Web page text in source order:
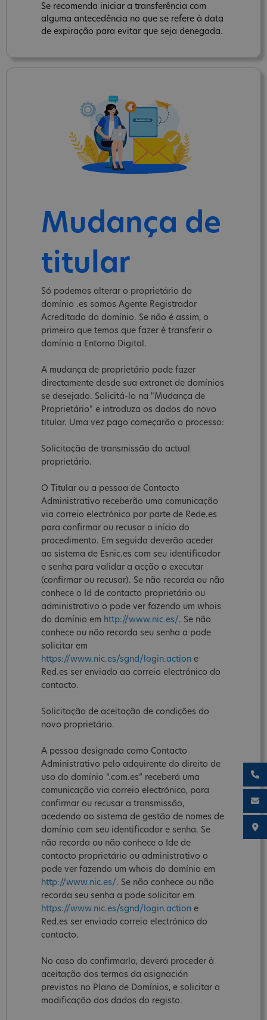
Se recomenda iniciar a transferência com
alguma antecedência no que se refere à data
de expiração para evitar que seja denegada.
Mudança de
titular
Só podemos alterar o proprietário do
domínio .es somos Agente Registrador
Acreditado do domínio. Se não é assim, o
primeiro que temos que fazer é transferir o
domínio a Entorno Digital.
A mudança de proprietário pode fazer
directamente desde sua extranet de domínios
se desejado. Solicitá-lo na "Mudança de
Proprietário" e introduza os dados do novo
titular. Uma vez pago começarão o processo:
Solicitação de transmissão do actual
proprietário.
O Titular ou a pessoa de Contacto
Administrativo receberão uma comunicação
via correio electrónico por parte de Rede.es
para confirmar ou recusar o início do
procedimento. Em seguida deverão aceder
ao sistema de Esnic.es com seu identificador
e senha para validar a acção a executar
(confirmar ou recusar). Se não recorda ou não
conhece o Id de contacto proprietário ou
administrativo o pode ver fazendo um whois
do domínio em http://www.nic.es/. Se não
conhece ou não recorda seu senha a pode
solicitar em
https://www.nic.es/sgnd/login.action e
Red.es ser enviado ao correio electrónico do
contacto.
Solicitação de aceitação de condições do
novo proprietário.
A pessoa designada como Contacto
Administrativo pelo adquirente do direito de
uso do domínio “.com.es” receberá uma
comunicação via correio electrónico, para
confirmar ou recusar a transmissão,
acedendo ao sistema de gestão de nomes de
domínio com seu identificador e senha. Se
não recorda ou não conhece o Ide de
contacto proprietário ou administrativo o
pode ver fazendo um whois do domínio em
http://www.nic.es/. Se não conhece ou não
recorda seu senha a pode solicitar em
https://www.nic.es/sgnd/login.action e
Red.es ser enviado correio electrónico do
contacto.
No caso do confirmarla, deverá proceder à
aceitação dos termos da asignación
previstos no Plano de Domínios, e solicitar a
modificação dos dados do registo.